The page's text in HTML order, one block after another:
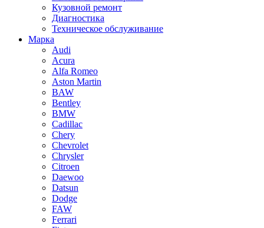
Кузовной ремонт
Диагностика
Техническое обслуживание
Марка
Audi
Acura
Alfa Romeo
Aston Martin
BAW
Bentley
BMW
Cadillac
Chery
Chevrolet
Chrysler
Citroen
Daewoo
Datsun
Dodge
FAW
Ferrari